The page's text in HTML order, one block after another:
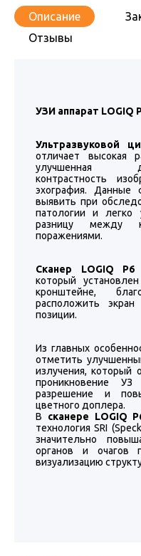
Описание
Отзывы
УЗИ аппарат LOGIQ
Ультразвуковой
отличает высокая
улучшенная
контрастность
эхография. Данные
выявить при
патологии и легко
разницу между
поражениями.
Сканер LOGIQ P6
который
кронштейне,
расположить
позиции.
Из главных
отметить
излучения, который
проникновение
разрешение и
цветного доплера.
В сканере LOGIQ
технология SRI
значительно
органов и очагов
визуализацию